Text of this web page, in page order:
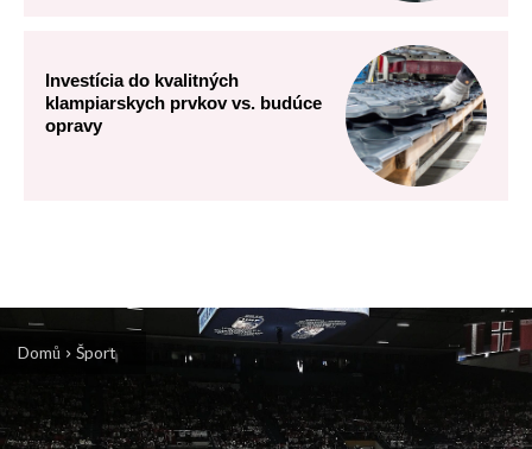
Investícia do kvalitných
klampiarskych prvkov vs. budúce
opravy